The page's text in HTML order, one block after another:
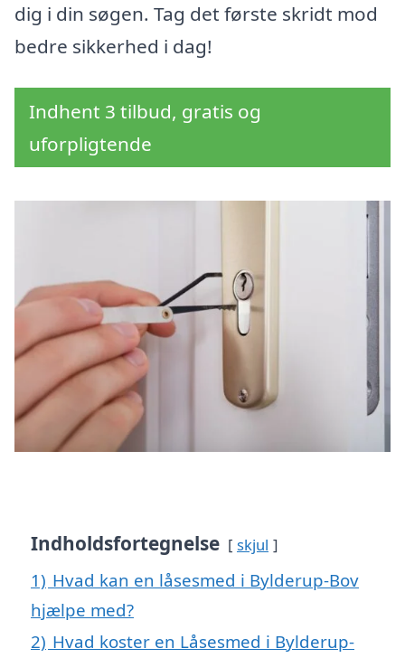
dig i din søgen. Tag det første skridt mod
bedre sikkerhed i dag!
Indhent 3 tilbud, gratis og
uforpligtende
Indholdsfortegnelse skjul
1) Hvad kan en låsesmed i Bylderup-Bov
hjælpe med?
2) Hvad koster en Låsesmed i Bylderup-